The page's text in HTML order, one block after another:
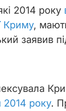
2014 року
Криму,
заявив
2014 року.